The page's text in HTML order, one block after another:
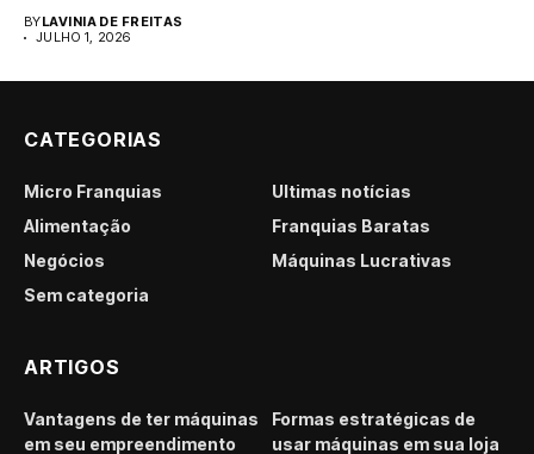
BYLAVINIA DE FREITAS
JULHO 1, 2026
CATEGORIAS
Micro Franquias
Últimas notícias
Alimentação
Franquias Baratas
Negócios
Máquinas Lucrativas
Sem categoria
ARTIGOS
Vantagens de ter máquinas
em seu empreendimento
Formas estratégicas de
usar máquinas em sua loja